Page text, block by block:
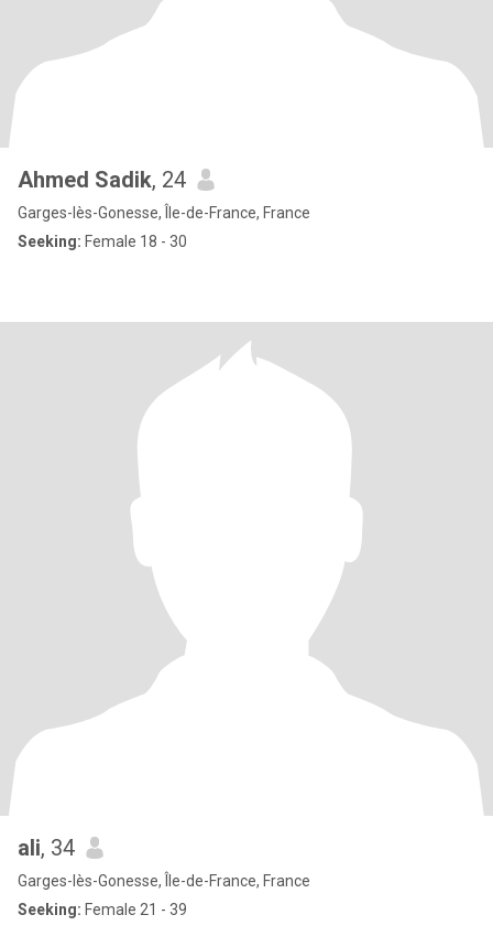
Ahmed Sadik, 24
Garges-lès-Gonesse, Île-de-France, France
Seeking: Female 18 - 30
ali, 34
Garges-lès-Gonesse, Île-de-France, France
Seeking: Female 21 - 39